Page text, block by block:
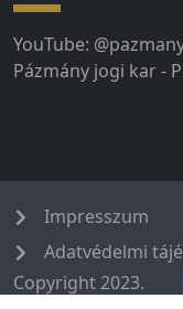
YouTube:
Pázmány jogi kar -
Impresszum
Adatvédelmi
Copyright 2023.